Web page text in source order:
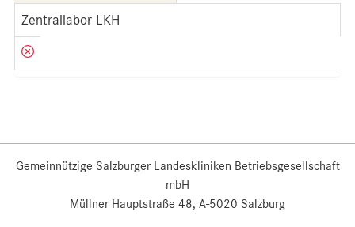
Zentrallabor LKH
Gemeinnützige Salzburger Landeskliniken Betriebsgesellschaft
mbH
Müllner Hauptstraße 48, A-5020 Salzburg